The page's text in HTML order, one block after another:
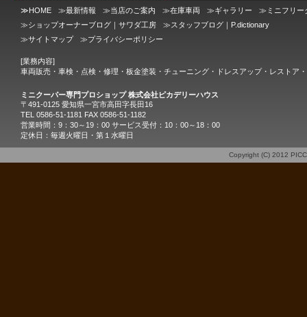
≫HOME ≫最新情報 ≫当店のご案内 ≫在庫車両 ≫ギャラリー ≫ ミニフリー
≫ショップオーナーブログ｜サワダ工房 ≫スタッフブログ｜P.dictionary
≫サイトマップ ≫プライバシーポリシー
[業務内容]
車両販売・車検・点検・修理・板金塗装・チューニング・ドレスアップ・レストア
ミニクーパー専門プロショップ 株式会社ピカデリーハウス
〒491-0125 愛知県一宮市高田字長田16
TEL 0586-51-1181 FAX 0586-51-1182
営業時間：9：30～19：00 サービス受付：10：00～18：00
定休日：毎週火曜日・第１水曜日
Copyright (C) 2012